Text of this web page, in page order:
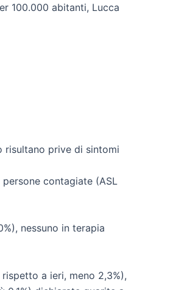
100.000 abitanti, Lucca
risultano prive di sintomi
contagiate (ASL
nessuno in terapia
a ieri, meno 2,3%),